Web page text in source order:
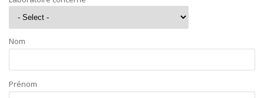
Nom
Prénom